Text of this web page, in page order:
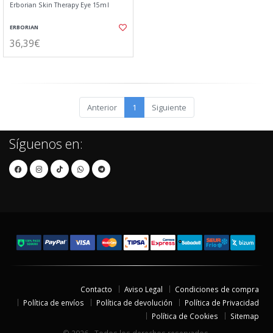
Erborian Skin Therapy Eye 15ml
ERBORIAN
36,39€
Anterior 1 Siguiente
Síguenos en:
Contacto Aviso Legal
Condiciones de compra
Política de envíos
Política de devolución
Política de Privacidad
Política de Cookies
Sitemap